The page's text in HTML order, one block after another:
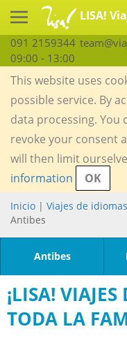
LISA!
091 2159344
09:00 - 13:00
This website uses
possible service. By
data processing. You
revoke your consent
will then limit
information
OK
Inicio | Viajes de
Antibes
Antibes
¡LISA!
TODA LA